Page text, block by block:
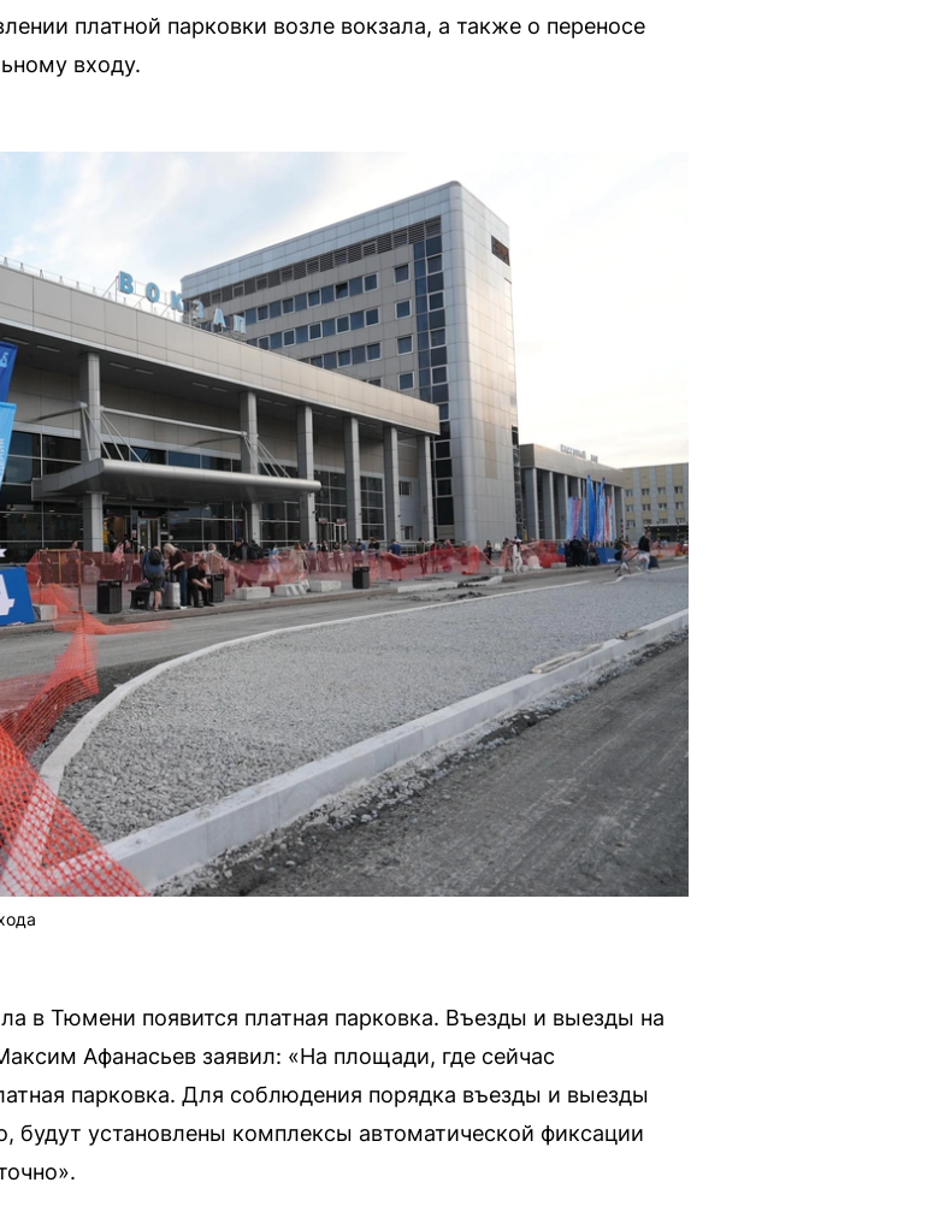
платной парковки возле вокзала, а также о переносе
входу.
в Тюмени появится платная парковка. Въезды и выезды на
Афанасьев заявил: «На площади, где сейчас
парковка. Для соблюдения порядка въезды и выезды
установлены комплексы автоматической фиксации